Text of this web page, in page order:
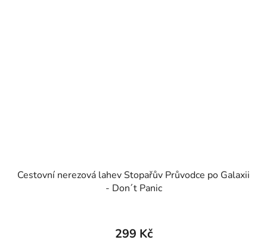
Cestovní nerezová lahev Stopařův Průvodce po Galaxii
- Don´t Panic
299 Kč